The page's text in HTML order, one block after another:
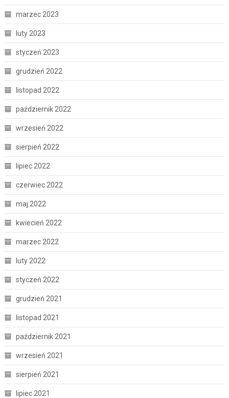
marzec 2023
luty 2023
styczeń 2023
grudzień 2022
listopad 2022
październik 2022
wrzesień 2022
sierpień 2022
lipiec 2022
czerwiec 2022
maj 2022
kwiecień 2022
marzec 2022
luty 2022
styczeń 2022
grudzień 2021
listopad 2021
październik 2021
wrzesień 2021
sierpień 2021
lipiec 2021